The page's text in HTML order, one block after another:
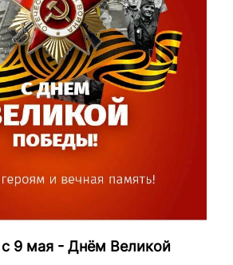
9 мая - Днём Великой